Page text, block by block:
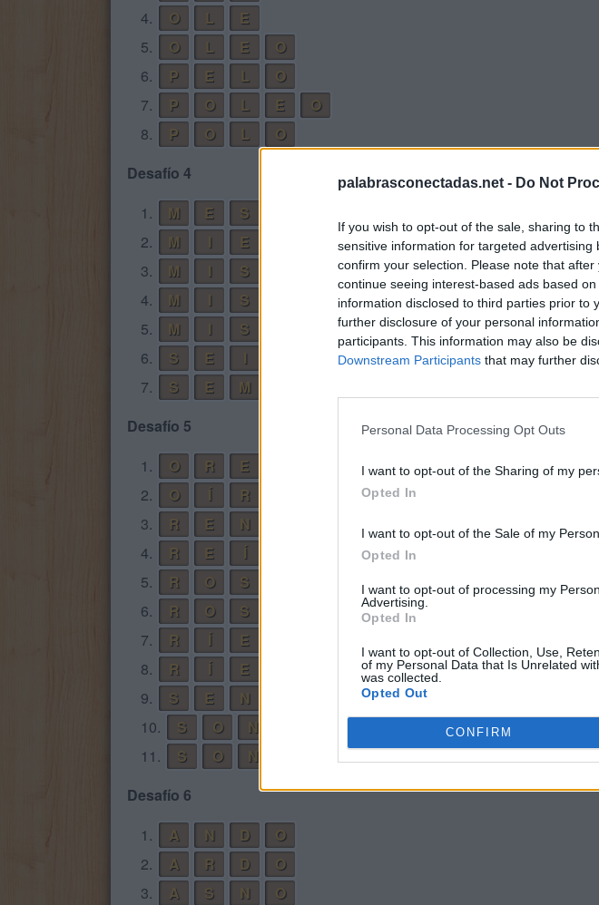
palabrasconectadas.net - Do Not
If you wish to opt-out of the sale, sharing to
sensitive information for targeted
confirm your selection. Please note that
continue seeing interest-based ads based
information disclosed to third parties prior to
further disclosure of your personal
participants. This information may also be
Downstream Participants that may further
Personal Data Processing Opt Outs
I want to opt-out of the Sharing of my
Opted In
I want to opt-out of the Sale of my
Opted In
I want to opt-out of processing my
Advertising.
Opted In
I want to opt-out of Collection, Use,
of my Personal Data that Is Unrelated
was collected.
Opted Out
CONFIRM
4.
O L
E
5.
O L E
O
6.
P E L
O
7.
P O L E
O
8.
P O L
O
Desafío 4
1.
M E
S
2.
M E
3.
M
S
4.
M S
5.
M S
6.
S E I
7.
S E M
Desafío 5
1.
O R E
2.
O Í R
3.
R E N
4.
R E Í
5.
R O S
6.
R O S
7.
R Í E
8.
R Í E
9.
S E N
10.
S O N
11.
S O N
E
Desafío 6
1.
A N D
O
2.
A R D
O
3.
A S N
O